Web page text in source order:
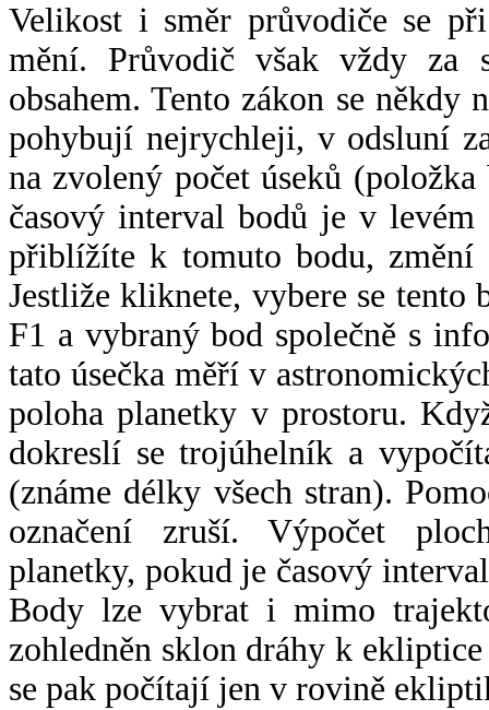
Velikost i směr průvodiče se
mění. Průvodič však vždy za
obsahem. Tento zákon se někdy
pohybují nejrychleji, v odsluní
na zvolený počet úseků
časový interval bodů je v
přiblížíte k tomuto bodu,
Jestliže kliknete, vybere se tento
F1 a vybraný bod společně s
tato úsečka měří v
poloha planetky v prostoru.
dokreslí se trojúhelník a
(známe délky všech stran).
označení zruší. Výpočet
planetky, pokud je časový
Body lze vybrat i mimo
zohledněn sklon dráhy k
se pak počítají jen v rovině